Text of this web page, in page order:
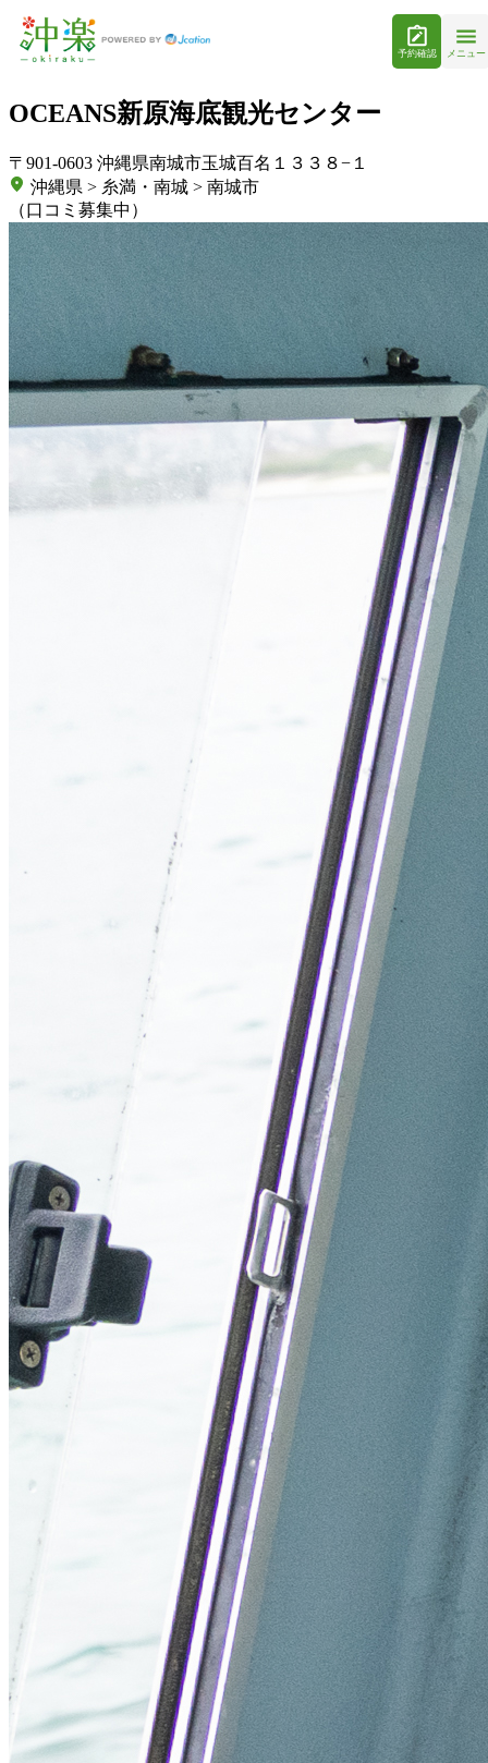
予約確認 メニュー
OCEANS新原海底観光センター
〒901-0603 沖縄県南城市玉城百名１３３８−１
沖縄県 > 糸満・南城 > 南城市
（口コミ募集中）